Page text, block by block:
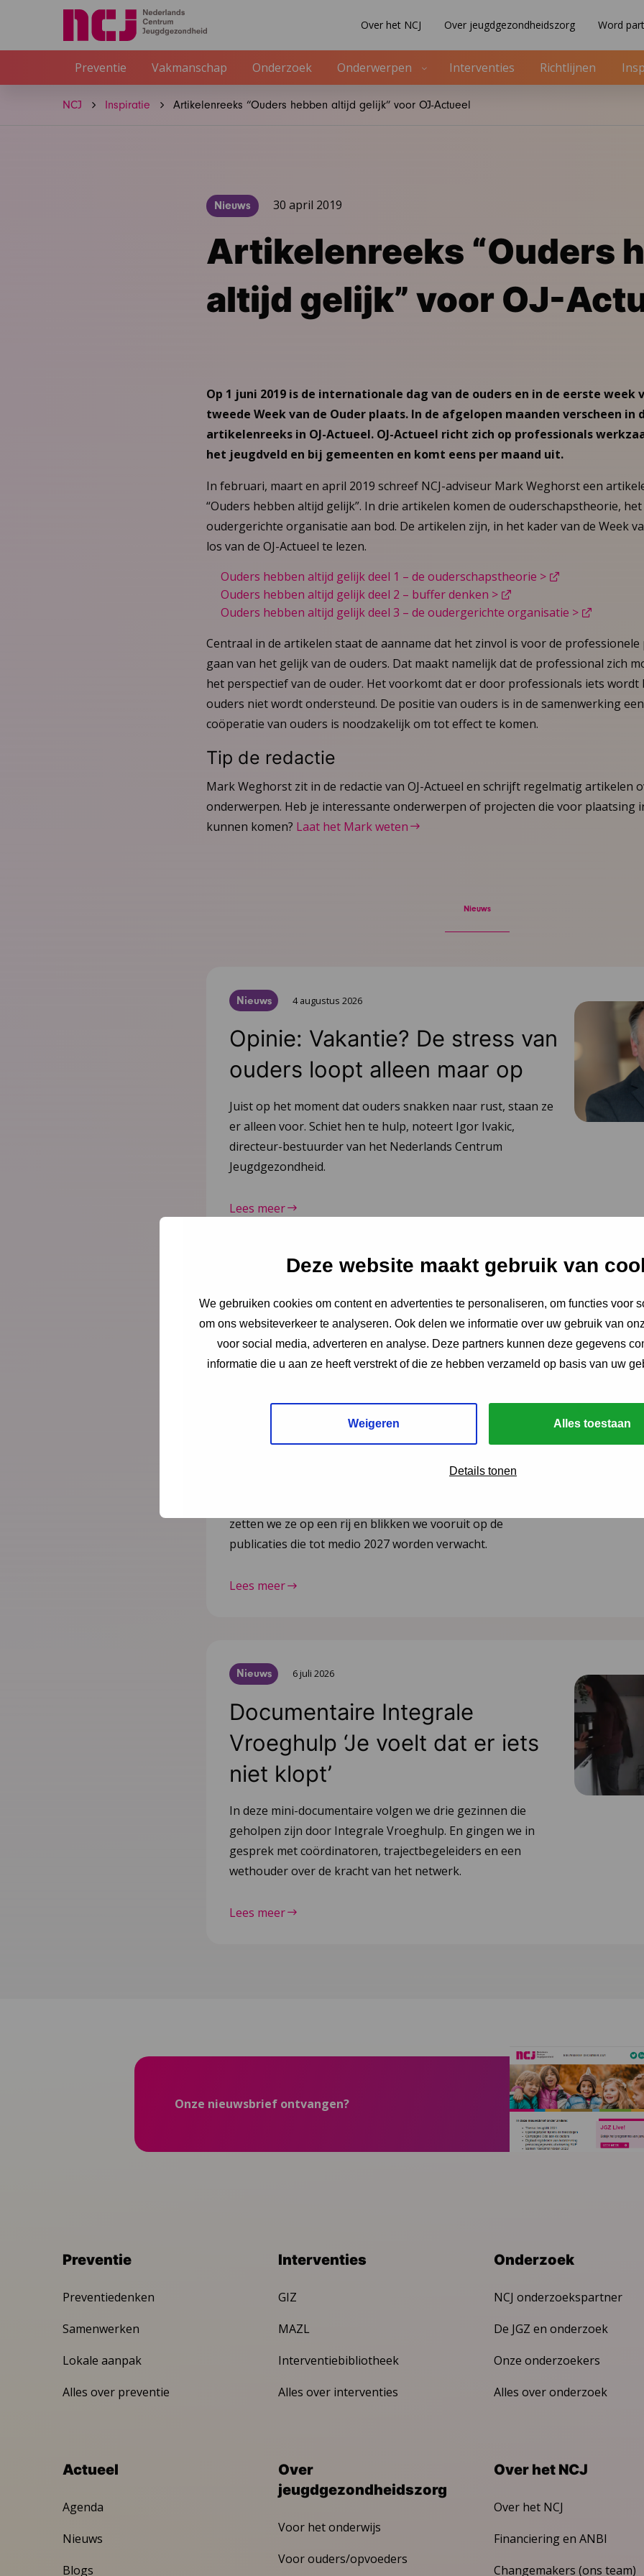
Deze website maakt gebruik van
We gebruiken cookies om content en advertenties te personaliseren, om functies voor
om ons websiteverkeer te analyseren. Ook delen we informatie over uw gebruik van
voor social media, adverteren en analyse. Deze partners kunnen deze gegevens
informatie die u aan ze heeft verstrekt of die ze hebben verzameld op basis van uw
Weigeren Alles toestaan
Details tonen
Over het NCJ Over jeugdgezondheidszorg Word
Preventie Vakmanschap Onderzoek Onderwerpen Interventies Richtlijnen
NCJ Inspiratie Artikelenreeks “Ouders hebben altijd gelijk” voor OJ-Actueel
Nieuws 30 april 2019
Artikelenreeks “Ouders
altijd gelijk” voor OJ-
Op 1 juni 2019 is de internationale dag van de ouders en in de eerste week
tweede Week van de Ouder plaats. In de afgelopen maanden verscheen in
artikelenreeks in OJ-Actueel. OJ-Actueel richt zich op professionals
het jeugdveld en bij gemeenten en komt eens per maand uit.
In februari, maart en april 2019 schreef NCJ-adviseur Mark Weghorst een
“Ouders hebben altijd gelijk”. In drie artikelen komen de ouderschapstheorie,
oudergerichte organisatie aan bod. De artikelen zijn, in het kader van de Week
los van de OJ-Actueel te lezen.
Ouders hebben altijd gelijk deel 1 – de ouderschapstheorie >
Ouders hebben altijd gelijk deel 2 – buffer denken >
Ouders hebben altijd gelijk deel 3 – de oudergerichte organisatie >
Centraal in de artikelen staat de aanname dat het zinvol is voor de
gaan van het gelijk van de ouders. Dat maakt namelijk dat de professional zich
het perspectief van de ouder. Het voorkomt dat er door professionals iets wordt
ouders niet wordt ondersteund. De positie van ouders is in de samenwerking
coöperatie van ouders is noodzakelijk om tot effect te komen.
Tip de redactie
Mark Weghorst zit in de redactie van OJ-Actueel en schrijft regelmatig artikelen
onderwerpen. Heb je interessante onderwerpen of projecten die voor plaatsing
kunnen komen? Laat het Mark weten
Nieuws
Nieuws 4 augustus 2026
Opinie: Vakantie? De stress van
ouders loopt alleen maar op
Juist op het moment dat ouders snakken naar rust, staan ze
er alleen voor. Schiet hen te hulp, noteert Igor Ivakic,
directeur-bestuurder van het Nederlands Centrum
Jeugdgezondheid.
Lees meer
Nieuws 21 juli 2026
Vernieuwing JGZ-richtlijnen
2023–2026: 8 nieuwe en
gepubliceerd
Na de publicatie van de herziene JGZ-richtlijn
zetten we ze op een rij en blikken we vooruit op de
publicaties die tot medio 2027 worden verwacht.
Lees meer
Nieuws 6 juli 2026
Documentaire Integrale
Vroeghulp ‘Je voelt dat er iets
niet klopt’
In deze mini-documentaire volgen we drie gezinnen die
geholpen zijn door Integrale Vroeghulp. En gingen we in
gesprek met coördinatoren, trajectbegeleiders en een
wethouder over de kracht van het netwerk.
Lees meer
Onze nieuwsbrief ontvangen?
Preventie
Preventiedenken
Samenwerken
Lokale aanpak
Alles over preventie
Interventies
GIZ
MAZL
Interventiebibliotheek
Alles over interventies
Onderzoek
NCJ onderzoekspartner
De JGZ en onderzoek
Onze onderzoekers
Alles over onderzoek
Actueel
Agenda
Nieuws
Blogs
Over
jeugdgezondheidszorg
Voor het onderwijs
Voor ouders/opvoeders
Over het NCJ
Over het NCJ
Financiering en ANBI
Changemakers (ons team)